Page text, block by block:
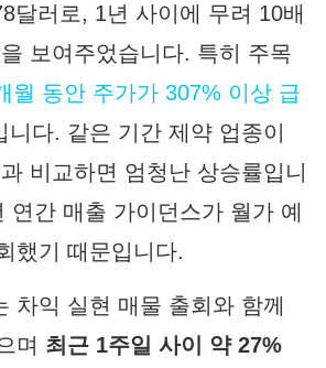
달러로, 1년 사이에 무려 10배
보여주었습니다. 특히 주목
월 동안 주가가 307% 이상 급
니다. 같은 기간 제약 업종이
비교하면 엄청난 상승률입니
연간 매출 가이던스가 월가 예
했기 때문입니다.
차익 실현 매물 출회와 함께
며 최근 1주일 사이 약 27%